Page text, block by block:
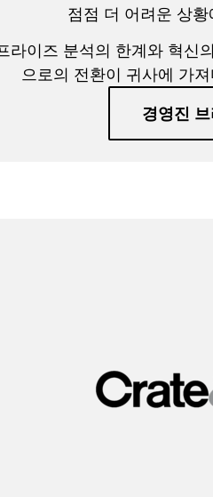
점점 더 어려운 상
라이즈 분석의 한계와 혁신
으로의 전환이 귀사에 가
경영진